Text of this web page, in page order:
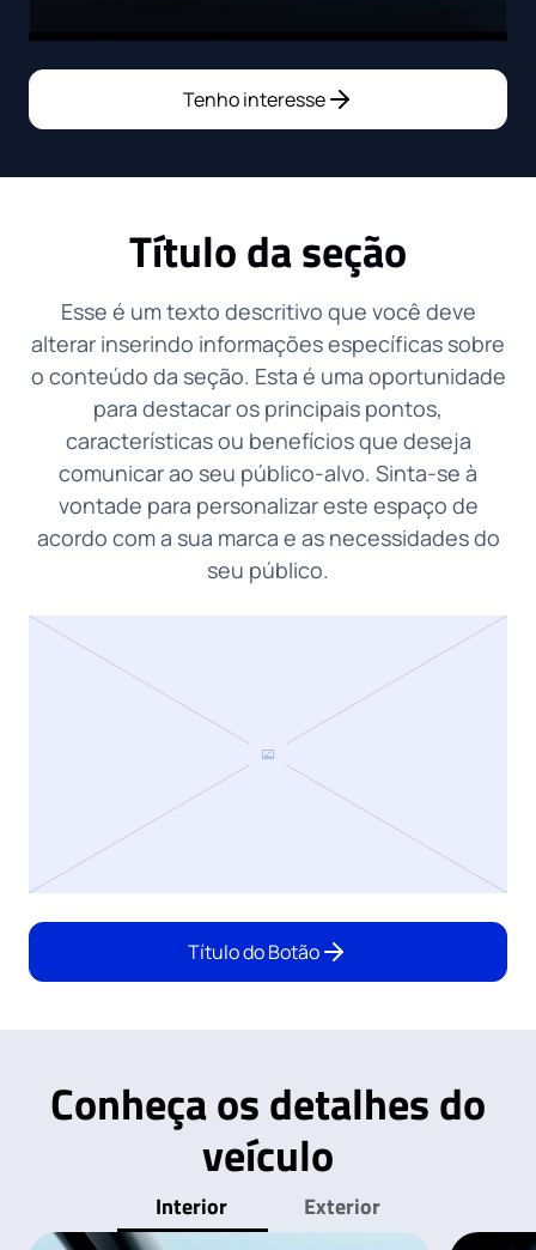
Tenho interesse
Título da seção
Esse é um texto descritivo que você deve
alterar inserindo informações específicas sobre
o conteúdo da seção. Esta é uma oportunidade
para destacar os principais pontos,
características ou benefícios que deseja
comunicar ao seu público-alvo. Sinta-se à
vontade para personalizar este espaço de
acordo com a sua marca e as necessidades do
seu público.
Título do Botão
Conheça os detalhes do
veículo
Interior Exterior